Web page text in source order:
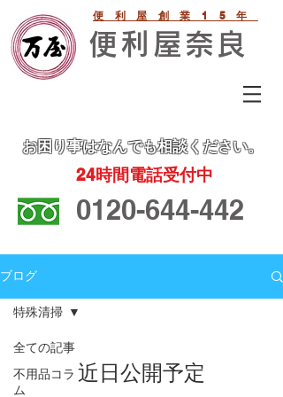
便利屋創業15年
便利屋奈良
お困り事はなんでも相談ください。
24時間電話受付中
0120-644-442
ブログ
全ての記事
不用品コラ
ム
特殊清掃
近日公開予定